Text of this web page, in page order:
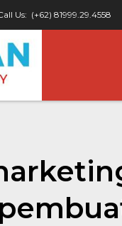
Us: (+62) 81999.29.4558